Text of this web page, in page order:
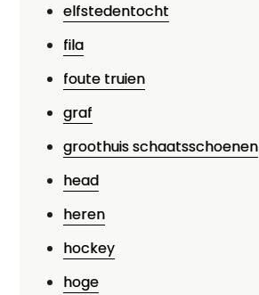
elfstedentocht
fila
foute truien
graf
groothuis schaatsschoenen
head
heren
hockey
hoge